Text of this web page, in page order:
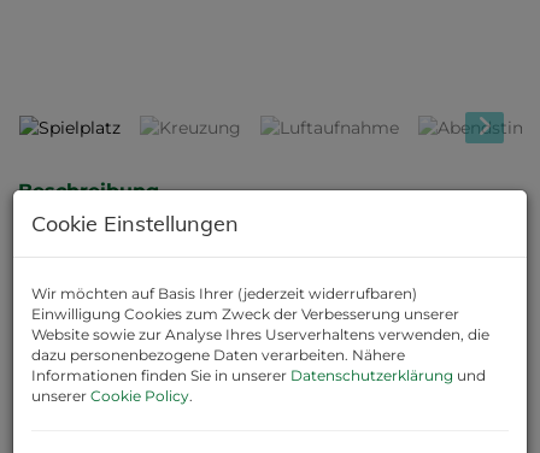
Beschreibung
54,96 m² Wohnfläche + 10,62 m² Balkon,
kompakte Wohnküche mit Zugang zur Freifläche, zwei
Schlafzimmer,
Badezimmer mit bodenebener Dusche und WC,
Einlagerungsraum direkt neben der Wohnung
Cookie Einstellungen
Wir möchten auf Basis Ihrer (jederzeit widerrufbaren)
Einwilligung Cookies zum Zweck der Verbesserung unserer
Website sowie zur Analyse Ihres Userverhaltens verwenden, die
dazu personenbezogene Daten verarbeiten. Nähere
Informationen finden Sie in unserer Datenschutzerklärung und
unserer Cookie Policy.